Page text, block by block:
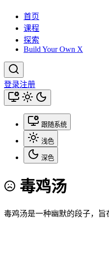
首页
课程
探索
Build Your Own X
登录注册
跟随系统
浅色
深色
毒鸡汤
毒鸡汤是一种幽默的段子，